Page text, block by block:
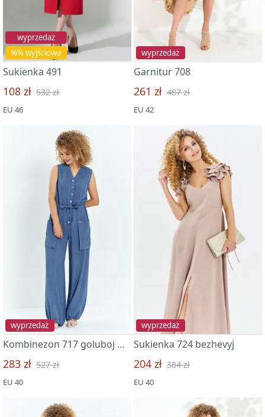
%% wyjściowa
wyprzedaż
Sukienka 491
108 zł 532 zł
EU 46
wyprzedaż
Garnitur 708
261 zł 487 zł
EU 42
wyprzedaż
Kombinezon 717 goluboj melanzh
283 zł 527 zł
EU 40
wyprzedaż
Sukienka 724 bezhevyj
204 zł 384 zł
EU 40